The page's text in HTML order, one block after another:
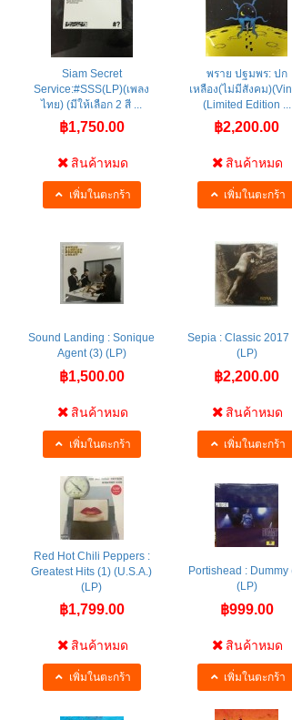
Siam Secret
Service:#SSS(LP)(เพลง
ไทย) (มีให้เลือก 2 สี ...
฿1,750.00
สินค้าหมด
เพิ่มในตะกร้า
พราย ปฐมพร: ปก
เหลือง(ไม่มีสังคม
(Limited Edition ...
฿2,200.00
สินค้าหมด
เพิ่มในตะกร้า
Sound Landing : Sonique
Agent (3) (LP)
฿1,500.00
สินค้าหมด
เพิ่มในตะกร้า
Sepia : Classic 2017
(LP)
฿2,200.00
สินค้าหมด
เพิ่มในตะกร้า
Red Hot Chili Peppers :
Greatest Hits (1) (U.S.A.)
(LP)
฿1,799.00
สินค้าหมด
เพิ่มในตะกร้า
Portishead ‎: Dummy
(LP)
฿999.00
สินค้าหมด
เพิ่มในตะกร้า